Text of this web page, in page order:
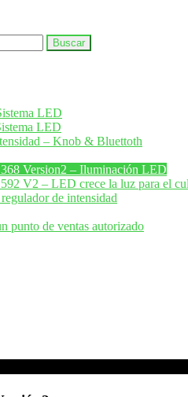
LED
LED
– Knob & Bluettoth
Version2 – Iluminación LED
V2 – LED crece la luz para el
de intensidad
punto de ventas autorizado